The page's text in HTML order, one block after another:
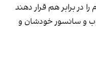
در برابر هم قرار دهند
و سانسور خودشان و